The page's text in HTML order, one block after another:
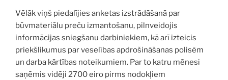
Vēlāk viņš piedalījies anketas izstrādāšanā par
būvmateriālu preču izmantošanu, pilnveidojis
informācijas sniegšanu darbiniekiem, kā arī izteicis
priekšlikumus par veselības apdrošināšanas polisēm
un darba kārtības noteikumiem. Par to katru mēnesi
saņēmis vidēji 2700 eiro pirms nodokļiem